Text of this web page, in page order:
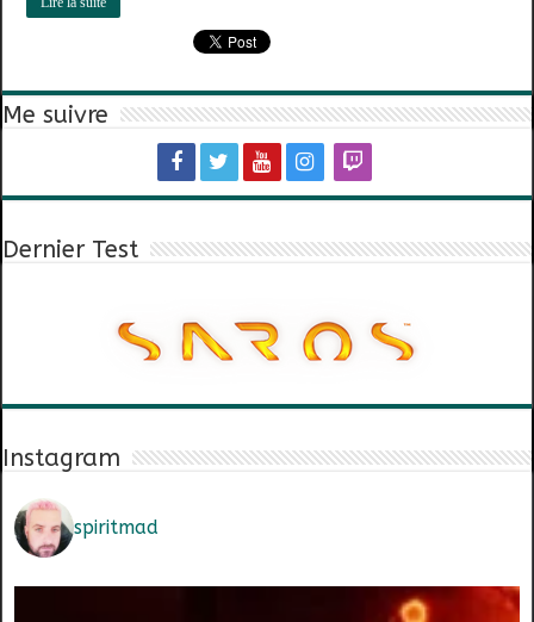
Me suivre
Dernier Test
Instagram
spiritmad